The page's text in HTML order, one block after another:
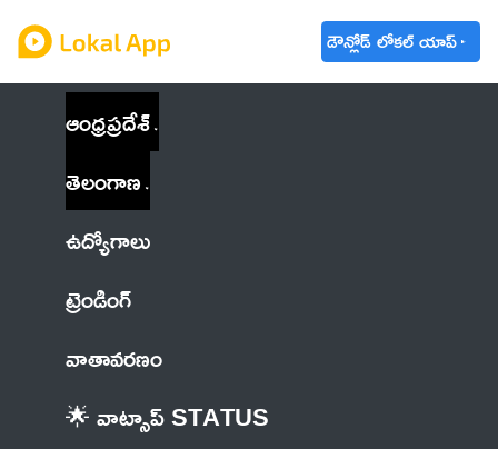
డౌన్లోడ్ లోకల్ యాప్
ఆంధ్రప్రదేశ్
తెలంగాణ
ఉద్యోగాలు
ట్రెండింగ్
వాతావరణం
🌟 వాట్సాప్ STATUS